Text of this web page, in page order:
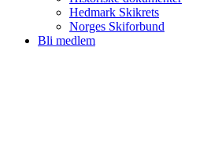
Hedmark Skikrets
Norges Skiforbund
Bli medlem